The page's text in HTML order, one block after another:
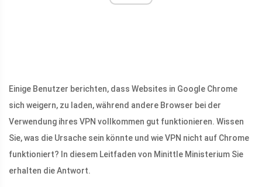
Einige Benutzer berichten, dass Websites in Google Chrome
sich weigern, zu laden, während andere Browser bei der
Verwendung ihres VPN vollkommen gut funktionieren. Wissen
Sie, was die Ursache sein könnte und wie VPN nicht auf Chrome
funktioniert? In diesem Leitfaden von Minittle Ministerium Sie
erhalten die Antwort.